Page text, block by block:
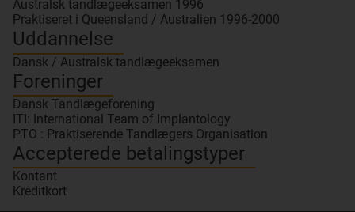
Australsk tandlægeeksamen 1996
Praktiseret i Queensland / Australien 1996-2000
Uddannelse
Dansk / Australsk tandlægeeksamen
Foreninger
Dansk Tandlægeforening
ITI: International Team of Implantology
PTO : Praktiserende Tandlægers Organisation
Accepterede betalingstyper
Kontant
Kreditkort